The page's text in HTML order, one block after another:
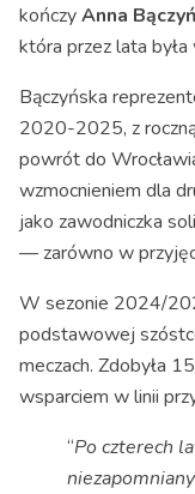
kończyAnna
która przez lata
Bączyńska
2020-2025, z
powrót do
wzmocnieniem dla
jako zawodniczka
— zarówno w
W sezonie 2024/
podstawowej
meczach. Zdobyła
wsparciem w linii
“Po czterech